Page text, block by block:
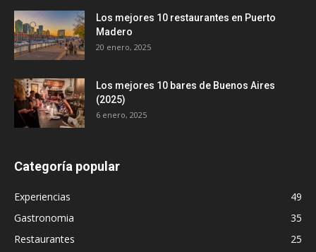
Los mejores 10 restaurantes en Puerto
Madero
20 enero, 2025
Los mejores 10 bares de Buenos Aires
(2025)
6 enero, 2025
Categoría popular
Experiencias
49
Gastronomia
35
Restaurantes
25